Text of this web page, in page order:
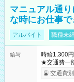
マニュアル通
な時にお仕事
アルバイト 職種未
給与
時給1,300
★交通費一部支給 時給1,300円～ ※試験
※勤務回数
り！】 希
交通費